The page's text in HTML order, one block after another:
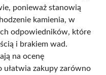
ponieważ stanowią
kamienia, w
odpowiedników, które
i brakiem wad.
na ocenę
ułatwia zakupy zarówno